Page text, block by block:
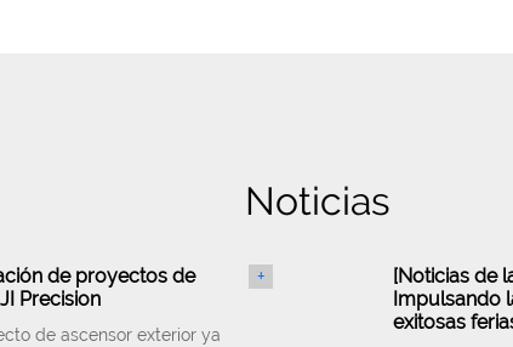
Noticias
de proyectos de
Precision
de ascensor exterior ya
+ [Noticias de
Impulsando
exitosas